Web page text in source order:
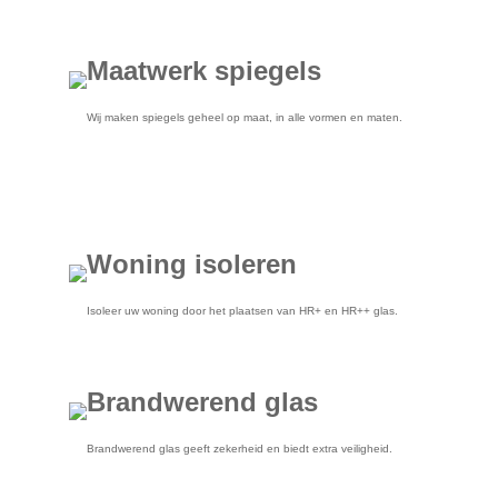
Maatwerk spiegels
Wij maken spiegels geheel op maat, in alle vormen en maten.
Woning isoleren
Isoleer uw woning door het plaatsen van HR+ en HR++ glas.
Brandwerend glas
Brandwerend glas geeft zekerheid en biedt extra veiligheid.